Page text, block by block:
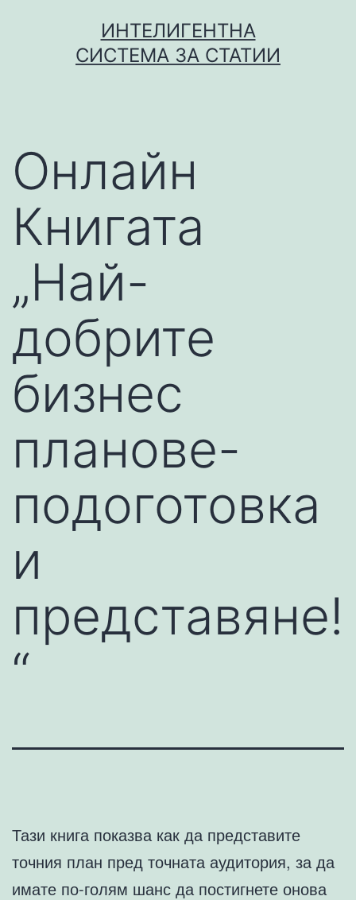
ИНТЕЛИГЕНТНА
СИСТЕМА ЗА СТАТИИ
Онлайн
Книгата
„Най-
добрите
бизнес
планове-
подоготовка
и
представяне!
“
Тази книга показва как да представите
точния план пред точната аудитория, за да
имате по-голям шанс да постигнете онова